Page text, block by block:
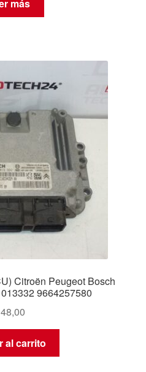
más
Citroën Peugeot Bosch
9664257580
al carrito